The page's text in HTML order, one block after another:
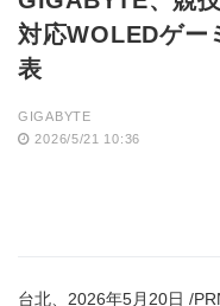
対応WOLEDゲー
表
GIGABYTE
2026/5/21 10:36
台北、2026年5月20日 /